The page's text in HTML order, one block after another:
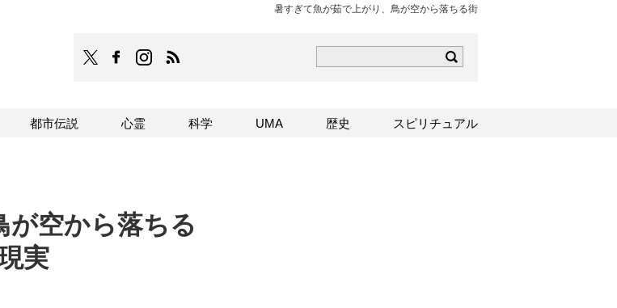
暑すぎて魚が茹で上がり、鳥が空から落ちる街
TOCANAのFacebookはこちら
TOCANAのinstagramはこちら
が空から落ちる
実
都市伝説 心霊 科学 UMA 歴史 スピリチュアル